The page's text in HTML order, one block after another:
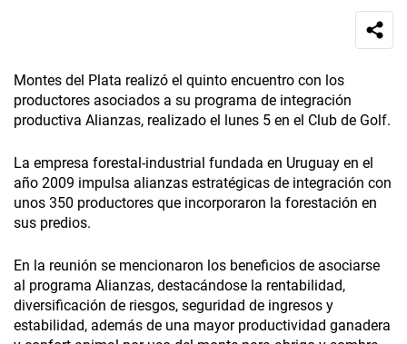
Montes del Plata realizó el quinto encuentro con los
productores asociados a su programa de integración
productiva Alianzas, realizado el lunes 5 en el Club de Golf.
La empresa forestal-industrial fundada en Uruguay en el
año 2009 impulsa alianzas estratégicas de integración con
unos 350 productores que incorporaron la forestación en
sus predios.
En la reunión se mencionaron los beneficios de asociarse
al programa Alianzas, destacándose la rentabilidad,
diversificación de riesgos, seguridad de ingresos y
estabilidad, además de una mayor productividad ganadera